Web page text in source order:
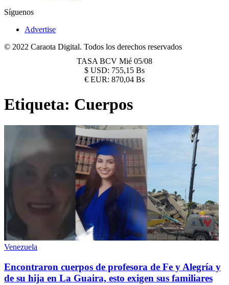
Síguenos
Advertise
© 2022 Caraota Digital. Todos los derechos reservados
TASA BCV Mié 05/08
$ USD: 755,15 Bs
€ EUR: 870,04 Bs
Etiqueta: Cuerpos
Venezuela
Encontraron cuerpos de profesora de Fe y Alegría y
de su hija en La Guaira, esto exigen sus familiares